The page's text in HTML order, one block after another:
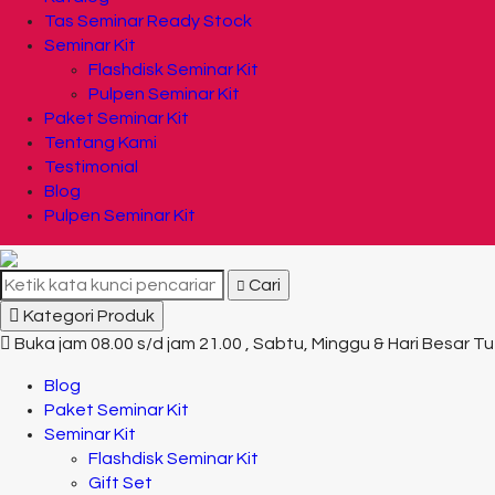
Tas Seminar Ready Stock
Seminar Kit
Flashdisk Seminar Kit
Pulpen Seminar Kit
Paket Seminar Kit
Tentang Kami
Testimonial
Blog
Pulpen Seminar Kit
Cari
Kategori Produk
Buka jam 08.00 s/d jam 21.00 , Sabtu, Minggu & Hari Besar
Blog
Paket Seminar Kit
Seminar Kit
Flashdisk Seminar Kit
Gift Set